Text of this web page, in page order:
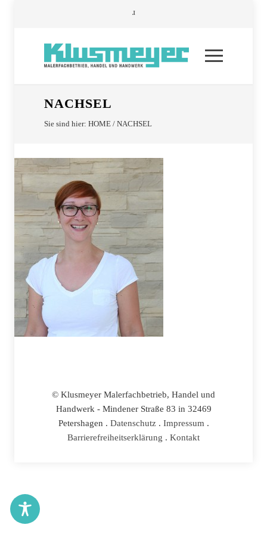
NACHSEL
Sie sind hier: HOME / NACHSEL
© Klusmeyer Malerfachbetrieb, Handel und
Handwerk - Mindener Straße 83 in 32469
Petershagen . Datenschutz. Impressum .
Barrierefreiheitserklärung . Kontakt